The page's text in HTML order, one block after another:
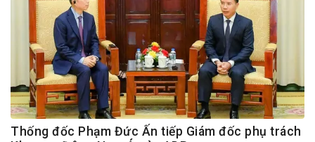
Thống đốc Phạm Đức Ấn tiếp Giám đốc phụ trách